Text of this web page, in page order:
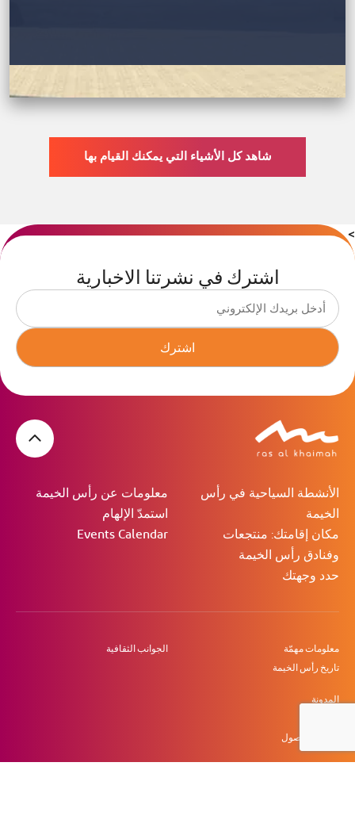
شاهد كل الأشياء التي يمكنك القيام بها
>
اشترك في نشرتنا الاخبارية
اشترك
الأنشطة السياحية في رأس
الخيمة
مكان إقامتك: منتجعات
وفنادق رأس الخيمة
حدد وجهتك
معلومات عن رأس الخيمة
استمدّ الإلهام
Events Calendar
معلومات مهمّة
تاريخ رأس الخيمة
الجوانب الثقافية
المدونة
امكانية الوصول